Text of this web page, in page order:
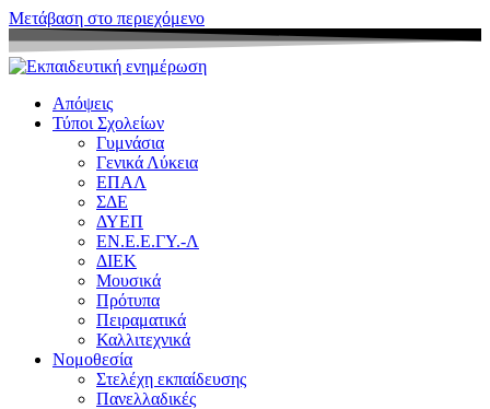
Μετάβαση στο περιεχόμενο
Απόψεις
Τύποι Σχολείων
Γυμνάσια
Γενικά Λύκεια
ΕΠΑΛ
ΣΔΕ
ΔΥΕΠ
ΕΝ.Ε.Ε.ΓΥ.-Λ
ΔΙΕΚ
Μουσικά
Πρότυπα
Πειραματικά
Καλλιτεχνικά
Νομοθεσία
Στελέχη εκπαίδευσης
Πανελλαδικές